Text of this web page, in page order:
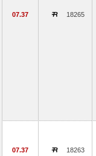
07.37 18265
07.37 18263